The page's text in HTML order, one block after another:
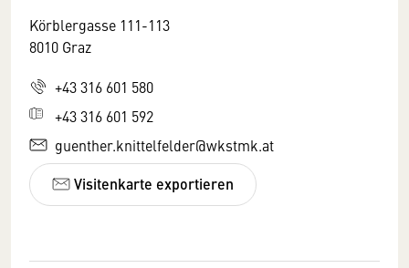
Körblergasse 111-113
8010 Graz
+43 316 601 580
+43 316 601 592
guenther.knittelfelder@wkstmk.at
Visitenkarte exportieren